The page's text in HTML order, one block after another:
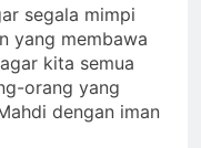
segala mimpi
yang membawa
kita semua
orang yang
dengan iman